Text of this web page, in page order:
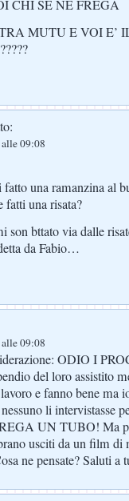
CHI SE NE FREGA
MUTU E VOI E’
09:08
fatto una ramanzina al
fatti una risata?
son bttato via dalle
da Fabio…
09:08
ODIO I
del loro assistito
e fanno bene ma
li intervistasse
UN TUBO! Ma
usciti da un film di
ne pensate? Saluti a